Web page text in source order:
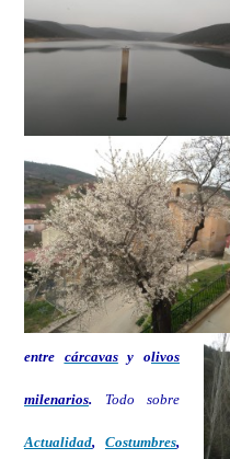
entre cárcavasy olivos
milenarios. Todo sobre
Actualidad, Costumbres,